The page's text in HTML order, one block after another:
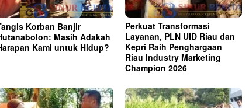
Korban Banjir
Masih Adakah
Kami untuk Hidup?
Perkuat Transformasi
Layanan, PLN UID Riau dan
Kepri Raih Penghargaan
Riau Industry Marketing
Champion 2026